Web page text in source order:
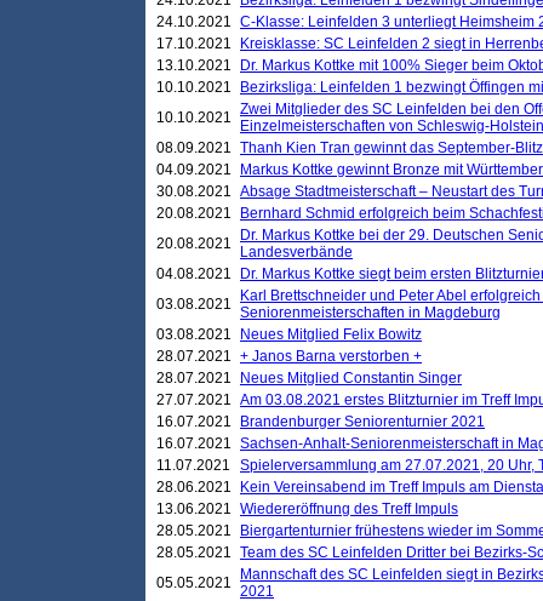
24.10.2021 C-Klasse: Leinfelden 3 unterliegt Heimsheim
17.10.2021
Kreisklasse: SC Leinfelden 2 siegt in
13.10.2021
Dr. Markus Kottke mit 100% Sieger beim
10.10.2021
Bezirksliga: Leinfelden 1 bezwingt Öffingen
10.10.2021 Zwei Mitglieder des SC Leinfelden bei den
Einzelmeisterschaften von Schleswig-
08.09.2021 Thanh Kien Tran gewinnt das September-
04.09.2021
Markus Kottke gewinnt Bronze mit
30.08.2021 Absage Stadtmeisterschaft – Neustart des
20.08.2021
Bernhard Schmid erfolgreich beim
20.08.2021
Dr. Markus Kottke bei der 29. Deutschen
Landesverbände
04.08.2021
Dr. Markus Kottke siegt beim ersten
03.08.2021
Karl Brettschneider und Peter Abel
Seniorenmeisterschaften in Magdeburg
03.08.2021
Neues Mitglied Felix Bowitz
28.07.2021 + Janos Barna verstorben +
28.07.2021
Neues Mitglied Constantin Singer
27.07.2021 Am 03.08.2021 erstes Blitzturnier im Treff
16.07.2021
Brandenburger Seniorenturnier 2021
16.07.2021 Sachsen-Anhalt-Seniorenmeisterschaft in
11.07.2021
Spielerversammlung am 27.07.2021, 20 Uhr,
28.06.2021
Kein Vereinsabend im Treff Impuls am
13.06.2021 Wiedereröffnung des Treff Impuls
28.05.2021
Biergartenturnier frühestens wieder im
28.05.2021 Team des SC Leinfelden Dritter bei Bezirks-
05.05.2021
Mannschaft des SC Leinfelden siegt in
2021